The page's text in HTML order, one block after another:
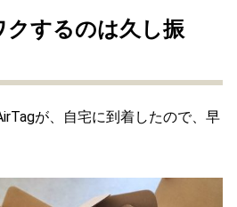
するのは久し振
が、自宅に到着したので、早